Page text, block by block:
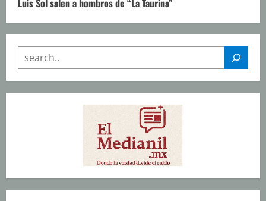
Luis Sol salen a hombros de “La Taurina”
SEARCH